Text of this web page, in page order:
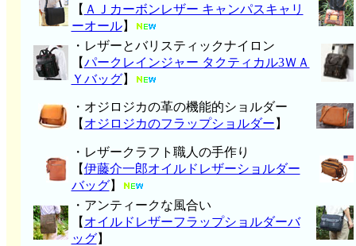
【 ＡＪカーボンレザー キャンパスキャリ
ーオール】
・レザーとバリスティックナイロン
【パークレインジャー タクティカル3ＷＡ
Ｙバッグ】
・オジロジカの革の機能的ショルダー
【 オジロジカのフラップショルダー 】
・レザークラフト職人の手作り
【伊藤介一郎オイルドレザーショルダー
バッグ】
・アンティークな風合い
【 オイルドレザーフラップショルダーバ
ッグ】